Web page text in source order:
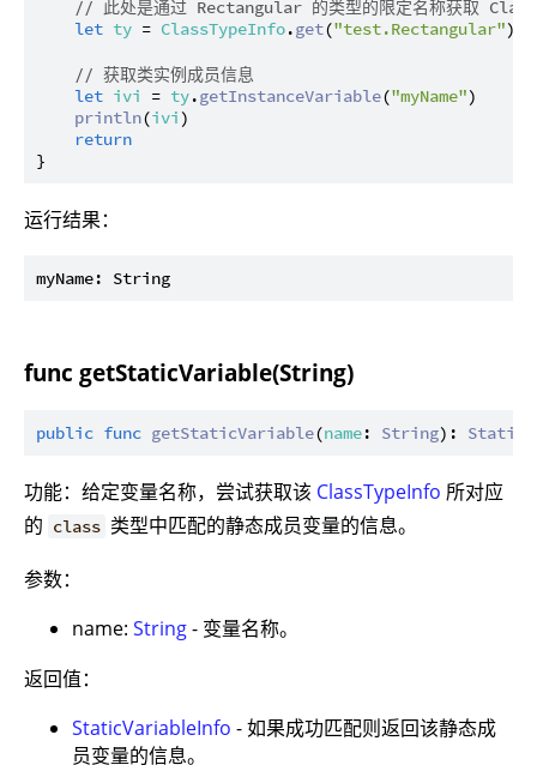
// 此处是通过 Rectangular 的类型的限定名称获取
let ty = ClassTypeInfo.get("test.Rectangular")
// 获取类实例成员信息
let ivi = ty.getInstanceVariable("myName")
println(ivi )
return
运行结果：
func getStaticVariable(String)
public func getStaticVariable(name: String):
功能：给定变量名称，尝试获取该 ClassTypeInfo 所对应
的 class 类型中匹配的静态成员变量的信息。
参数：
name: String- 变量名称。
返回值：
StaticVariableInfo - 如果成功匹配则返回该静态成
员变量的信息。